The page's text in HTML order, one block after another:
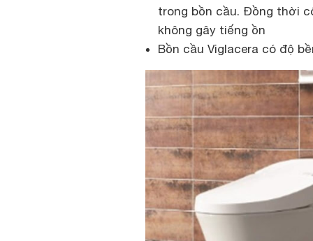
trong bồn cầu. Đồng thời
không gây tiếng ồn
Bồn cầu Viglacera có độ